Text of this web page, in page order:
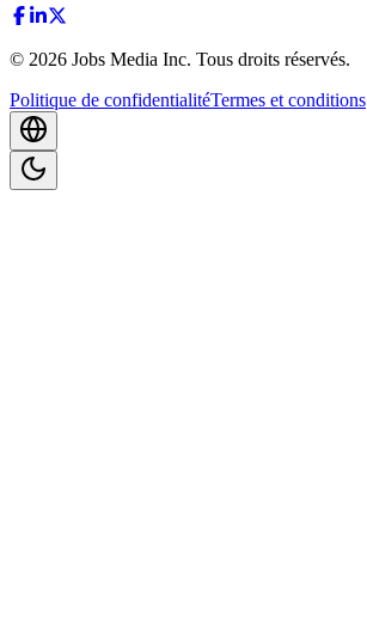
© 2026 Jobs Media Inc. Tous droits réservés.
Politique de confidentialitéTermes et conditions